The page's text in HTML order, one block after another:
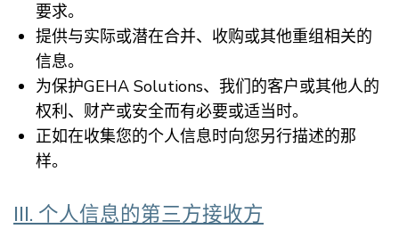
要求。
提供与实际或潜在合并、收购或其他重组相关的
信息。
为保护GEHA Solutions、我们的客户或其他人的
权利、财产或安全而有必要或适当时。
正如在收集您的个人信息时向您另行描述的那
样。
III. 个人信息的第三方接收方